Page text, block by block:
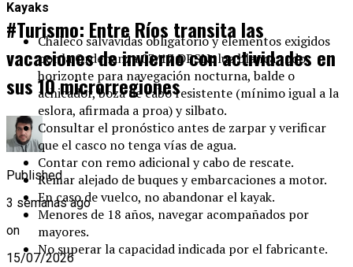
Kayaks
Chaleco salvavidas obligatorio y elementos exigidos
por la Ordenanza 03/17 DPSN: luz blanca todo
horizonte para navegación nocturna, balde o
achicador, boza de cabo resistente (mínimo igual a la
eslora, afirmada a proa) y silbato.
Consultar el pronóstico antes de zarpar y verificar
que el casco no tenga vías de agua.
Contar con remo adicional y cabo de rescate.
Remar alejado de buques y embarcaciones a motor.
En caso de vuelco, no abandonar el kayak.
Menores de 18 años, navegar acompañados por
mayores.
No superar la capacidad indicada por el fabricante.
#Turismo: Entre Ríos transita las
vacaciones de invierno con actividades en
sus 10 microrregiones
Published
3 semanas ago
on
15/07/2026